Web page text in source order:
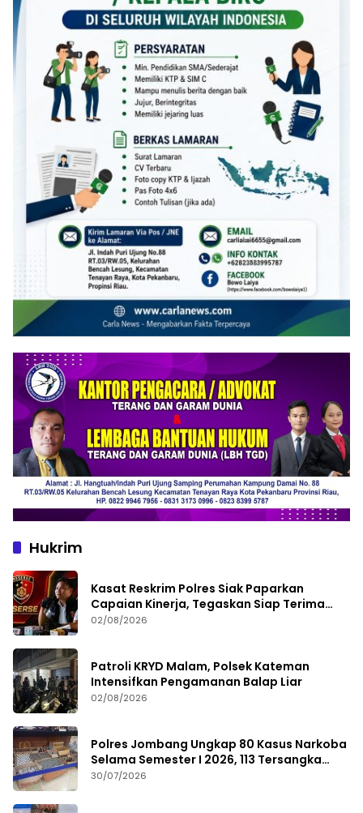
Hukrim
Kasat Reskrim Polres Siak Paparkan
Capaian Kinerja, Tegaskan Siap Terima
Kritik dan Evaluasi
02/08/2026
Patroli KRYD Malam, Polsek Kateman
Intensifkan Pengamanan Balap Liar
02/08/2026
Polres Jombang Ungkap 80 Kasus Narkoba
Selama Semester I 2026, 113 Tersangka
Diamankan
30/07/2026